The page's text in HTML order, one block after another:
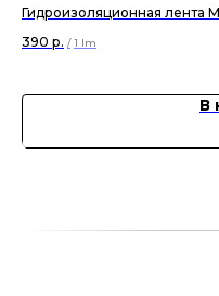
Гидроизоляционная лента
390 р. / 1 lm
В